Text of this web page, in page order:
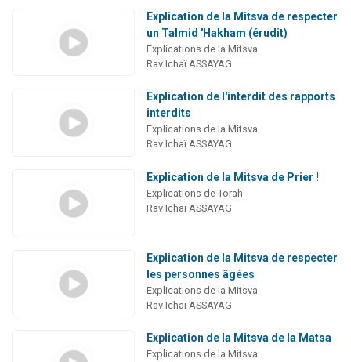
Explication de la Mitsva de respecter
un Talmid 'Hakham (érudit)
Explications de la Mitsva
Rav Ichaï ASSAYAG
Explication de l'interdit des rapports
interdits
Explications de la Mitsva
Rav Ichaï ASSAYAG
Explication de la Mitsva de Prier !
Explications de Torah
Rav Ichaï ASSAYAG
Explication de la Mitsva de respecter
les personnes âgées
Explications de la Mitsva
Rav Ichaï ASSAYAG
Explication de la Mitsva de la Matsa
Explications de la Mitsva